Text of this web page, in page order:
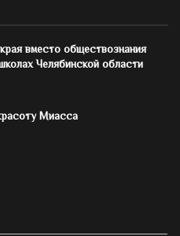
вместо обществознания
Челябинской области
Миасса